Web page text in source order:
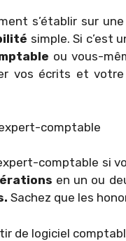
s’établir sur
simple. Si c’est
ou vous-
vos écrits et votre
comptable
comptable si
en un ou
Sachez que les
de logiciel